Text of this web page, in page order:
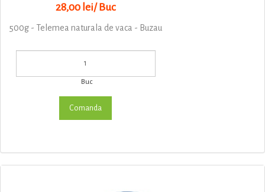
28,00 lei/ Buc
500g - Telemea naturala de vaca - Buzau
Buc